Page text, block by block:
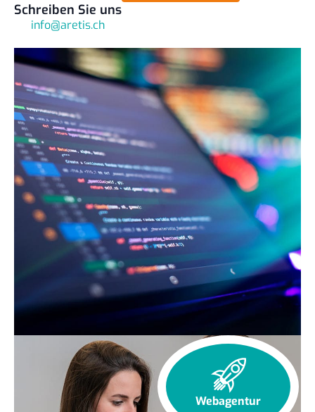
Schreiben Sie uns
info@aretis.ch
Webagentur